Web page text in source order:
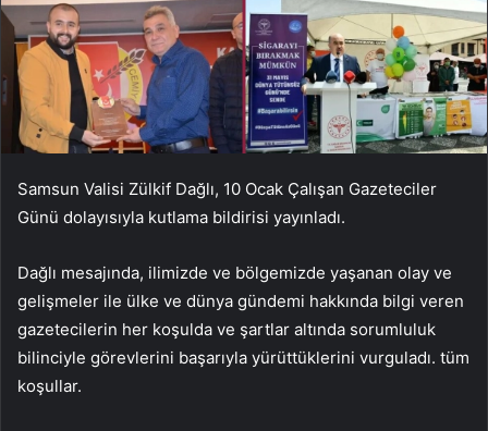
Samsun Valisi Zülkif Dağlı, 10 Ocak Çalışan Gazeteciler
Günü dolayısıyla kutlama bildirisi yayınladı.
Dağlı mesajında, ilimizde ve bölgemizde yaşanan olay ve
gelişmeler ile ülke ve dünya gündemi hakkında bilgi veren
gazetecilerin her koşulda ve şartlar altında sorumluluk
bilinciyle görevlerini başarıyla yürüttüklerini vurguladı. tüm
koşullar.